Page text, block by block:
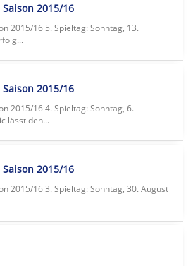
2015/16
2015/16 5. Spieltag: Sonntag, 13.
2015/16
2015/16 4. Spieltag: Sonntag, 6.
lässt den...
2015/16
2015/16 3. Spieltag: Sonntag, 30. August